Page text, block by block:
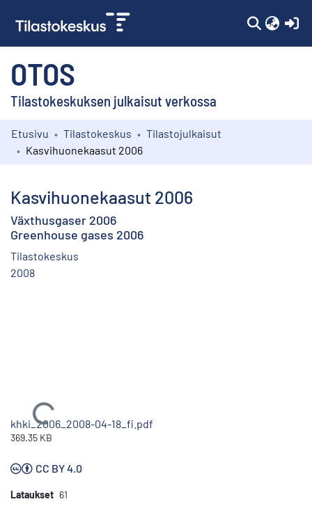
OTOS
Tilastokeskuksen julkaisut verkossa
Kokoelmat
Etusivu Tilastokeskus
Tilastojulkaisut
Kasvihuonekaasut 2006
Kasvihuonekaasut 2006
Växthusgaser 2006
Greenhouse gases 2006
Tilastokeskus
2008
Ladataan...
khki_2006_2008-04-18_fi.pdf
369.35 KB
CC BY 4.0
Lataukset 61